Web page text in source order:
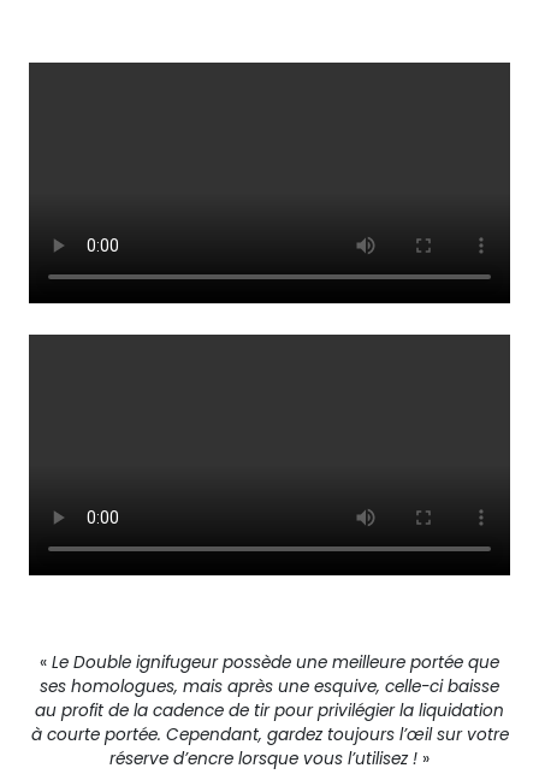
« Le Double ignifugeur possède une meilleure portée que
ses homologues, mais après une esquive, celle-ci baisse
au profit de la cadence de tir pour privilégier la liquidation
à courte portée. Cependant, gardez toujours l’œil sur votre
réserve d’encre lorsque vous l’utilisez ! »